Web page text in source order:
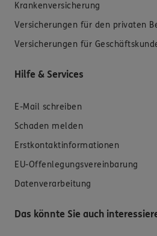
Krankenversicherung
Versicherungen für den privaten
Versicherungen für
Hilfe & Services
E-Mail schreiben
Schaden melden
Erstkontaktinformationen
EU-Offenlegungsvereinbarung
Datenverarbeitung
Das könnte Sie auch